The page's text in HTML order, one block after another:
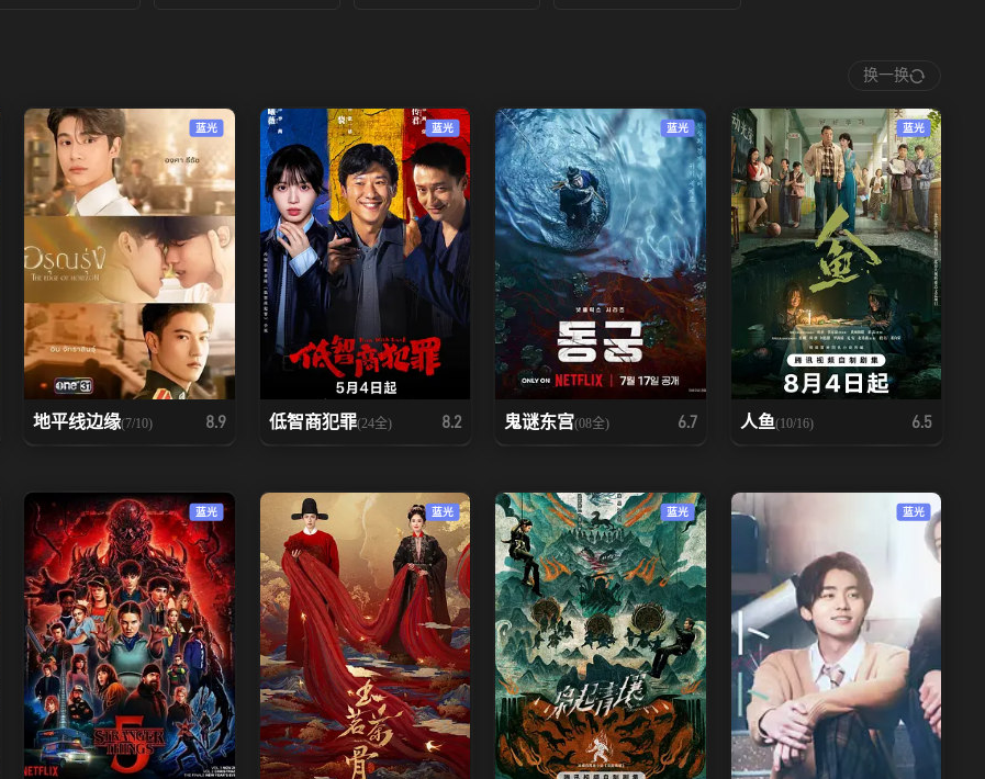
换一换
蓝光
地平线边缘(7/10) 8.9
蓝光
低智商犯罪(24全) 8.2
蓝光
鬼谜东宫(08全) 6.7
蓝光
人鱼(10/16) 6.5
蓝光 蓝光 蓝光 蓝光